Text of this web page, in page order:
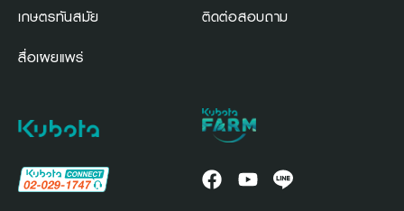
เกษตรทันสมัย
สื่อเผยแพร่
ติดต่อสอบถาม